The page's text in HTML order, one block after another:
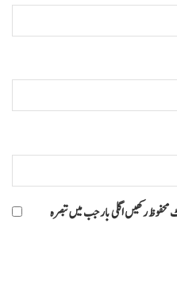
رکھیں اگلی بار جب میں تبصرہ